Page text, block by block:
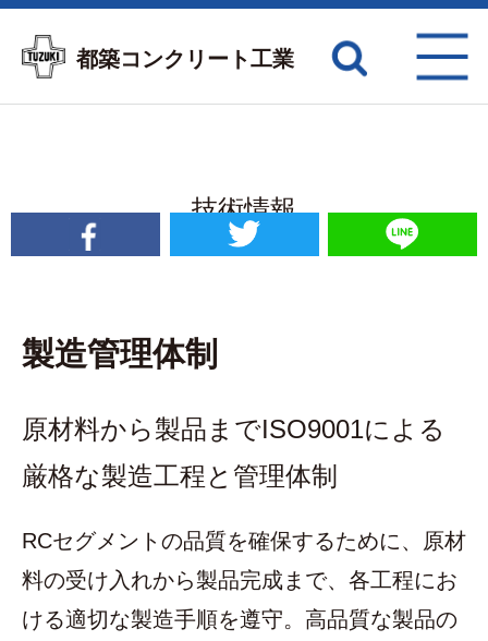
都築コンクリート工業
技術情報
TECHNICAL
製造管理体制
原材料から製品までISO9001による
厳格な製造工程と管理体制
RCセグメントの品質を確保するために、原材
料の受け入れから製品完成まで、各工程にお
ける適切な製造手順を遵守。高品質な製品の